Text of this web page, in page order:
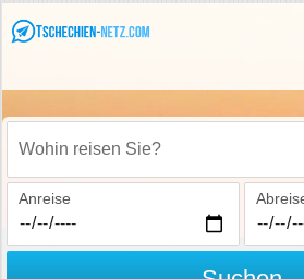
Wohin reisen Sie?
Anreise